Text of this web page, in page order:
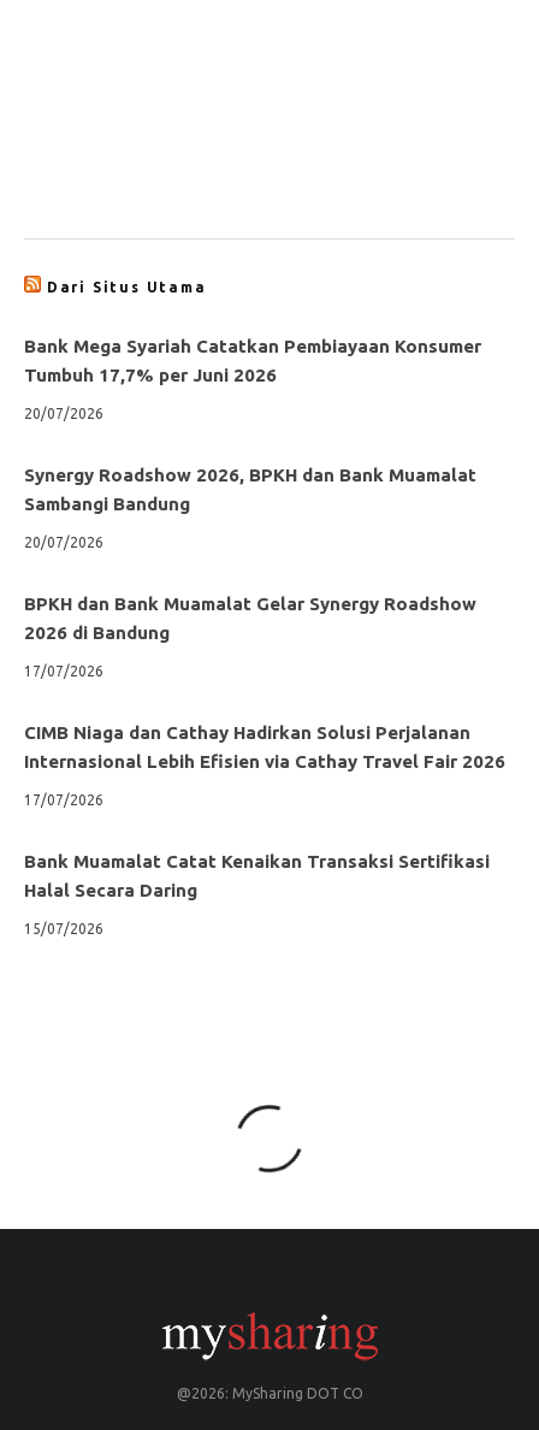
Dari Situs Utama
Bank Mega Syariah Catatkan Pembiayaan Konsumer
Tumbuh 17,7% per Juni 2026
20/07/2026
Synergy Roadshow 2026, BPKH dan Bank Muamalat
Sambangi Bandung
20/07/2026
BPKH dan Bank Muamalat Gelar Synergy Roadshow
2026 di Bandung
17/07/2026
CIMB Niaga dan Cathay Hadirkan Solusi Perjalanan
Internasional Lebih Efisien via Cathay Travel Fair 2026
17/07/2026
Bank Muamalat Catat Kenaikan Transaksi Sertifikasi
Halal Secara Daring
15/07/2026
@2026: MySharing DOT CO